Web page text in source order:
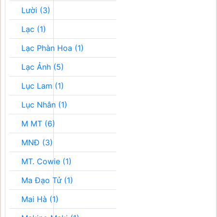
Lười (3)
Lạc (1)
Lạc Phàn Hoa (1)
Lạc Ảnh (5)
Lục Lam (1)
Lục Nhân (1)
M MT (6)
MNĐ (3)
MT. Cowie (1)
Ma Đạo Tử (1)
Mai Hà (1)